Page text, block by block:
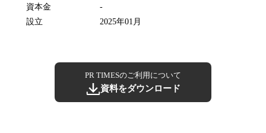
資本金
-
設立
2025年01月
PR TIMESのご利用について
資料をダウンロード